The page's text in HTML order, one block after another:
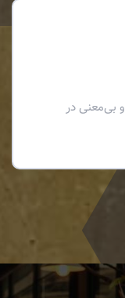
بی‌معنی در